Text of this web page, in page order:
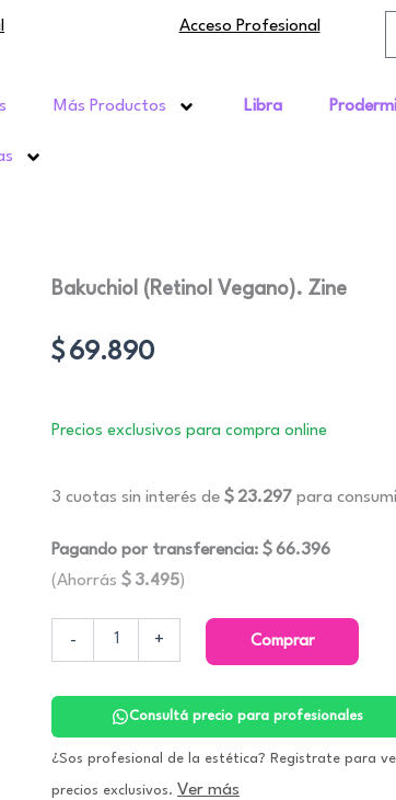
Acceso Profesional
Más Productos Libra
Bakuchiol (Retinol Vegano). Zine
$69.890
Precios exclusivos para compra online
3 cuotas sin interés de $ 23.297 para
Pagando por transferencia: $66.396
(Ahorrás $ 3.495)
-
Bakuchiol
Zine
cantidad
+ Comprar
Consultá precio para profesionales
¿Sos profesional de la estética? Registrate para
precios exclusivos. Ver más